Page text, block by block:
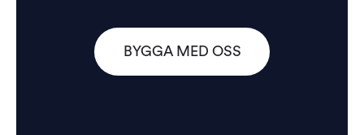
BYGGA MED OSS